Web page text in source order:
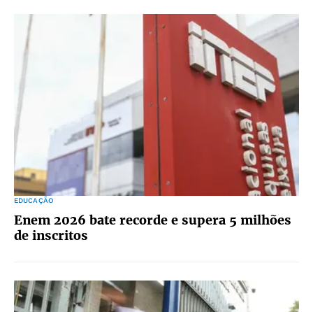
EDUCAÇÃO
Enem 2026 bate recorde e supera 5 milhões
de inscritos